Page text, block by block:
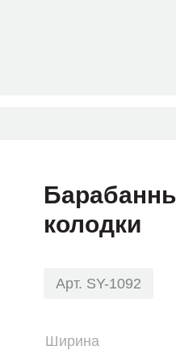
колодки
Арт. SY-1092
Ширина